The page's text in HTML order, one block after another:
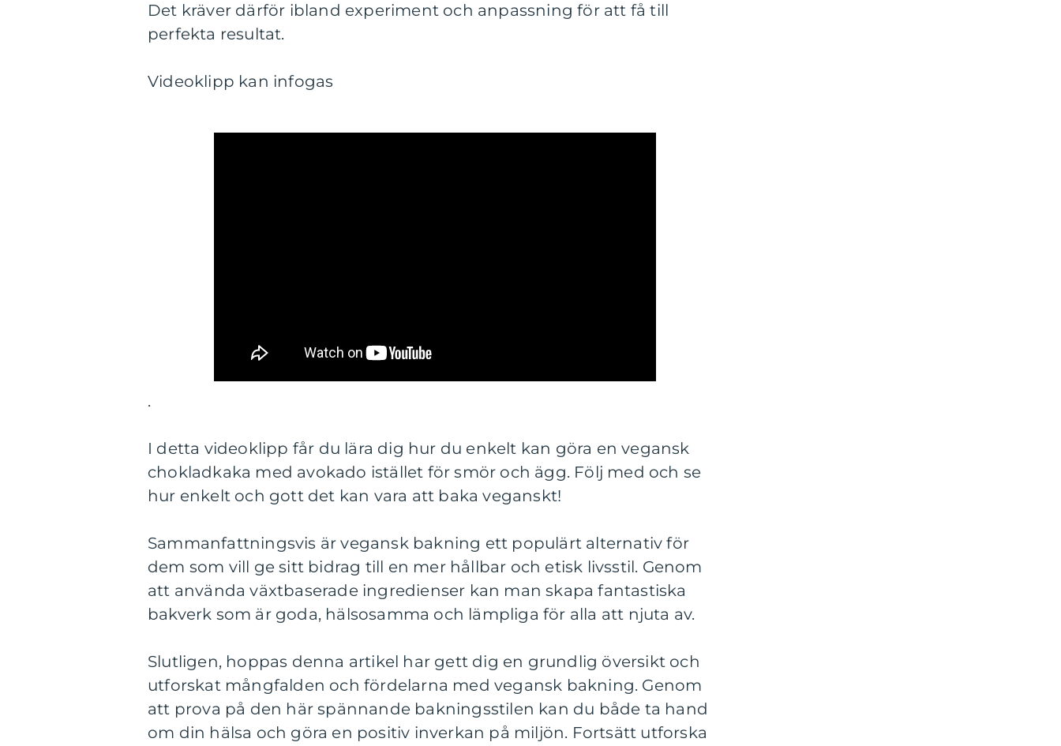
Det kräver därför ibland experiment och anpassning för att få till
perfekta resultat.
Videoklipp kan infogas
.
I detta videoklipp får du lära dig hur du enkelt kan göra en vegansk
chokladkaka med avokado istället för smör och ägg. Följ med och se
hur enkelt och gott det kan vara att baka veganskt!
Sammanfattningsvis är vegansk bakning ett populärt alternativ för
dem som vill ge sitt bidrag till en mer hållbar och etisk livsstil. Genom
att använda växtbaserade ingredienser kan man skapa fantastiska
bakverk som är goda, hälsosamma och lämpliga för alla att njuta av.
Slutligen, hoppas denna artikel har gett dig en grundlig översikt och
utforskat mångfalden och fördelarna med vegansk bakning. Genom
att prova på den här spännande bakningsstilen kan du både ta hand
om din hälsa och göra en positiv inverkan på miljön. Fortsätt utforska